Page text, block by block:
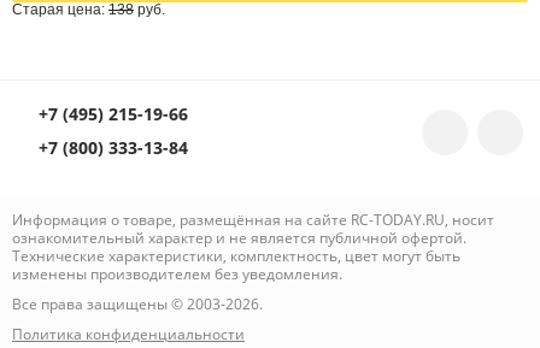
Старая цена: 138 руб.
+7 (495) 215-19-66
+7 (800) 333-13-84
Информация о товаре, размещённая на сайте RC-TODAY.RU, носит
ознакомительный характер и не является публичной офертой.
Технические характеристики, комплектность, цвет могут быть
изменены производителем без уведомления.
Все права защищены © 2003-2026.
Политика конфиденциальности